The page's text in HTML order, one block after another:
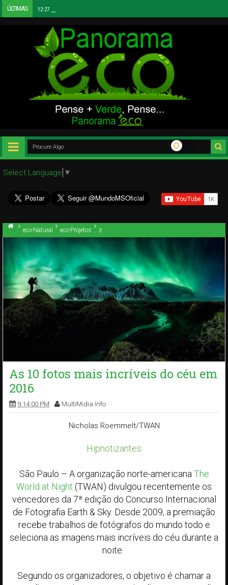
ÚLTIMAS 12:27 PM
Select Language ▼
eco-Natural eco-Projetos z
As 10 fotos mais incríveis do céu em
2016
9:14:00 PM MultiMidia Info
Nicholas Roemmelt/TWAN
Hipnotizantes
São Paulo – A organização norte-americanaThe
World at Night (TWAN) divulgou recentemente os
vencedores da 7ª edição do Concurso Internacional
de Fotografia Earth & Sky. Desde 2009, a premiação
recebe trabalhos de fotógrafos do mundo todo e
seleciona as imagens mais incríveis do céu durante a
noite.
Segundo os organizadores, o objetivo é chamar a